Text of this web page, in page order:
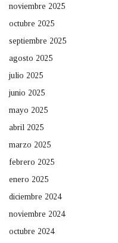
noviembre 2025
octubre 2025
septiembre 2025
agosto 2025
julio 2025
junio 2025
mayo 2025
abril 2025
marzo 2025
febrero 2025
enero 2025
diciembre 2024
noviembre 2024
octubre 2024